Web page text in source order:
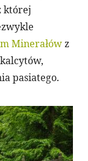
której
Minerałówz
pasiatego.